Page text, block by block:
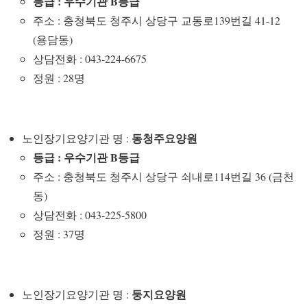
주소 : 충청북도 청주시 상당구 교동로139번길 41-12
(용담동)
상담전화 : 043-224-6675
정원 : 28명
노인장기요양기관 명 : 동청주요양원
등급 : 우수기관 B등급
주소 : 충청북도 청주시 상당구 쇠내로114번길 36 (금천
동)
상담전화 : 043-225-5800
정원 : 37명
노인장기요양기관 명 : 둥지요양원